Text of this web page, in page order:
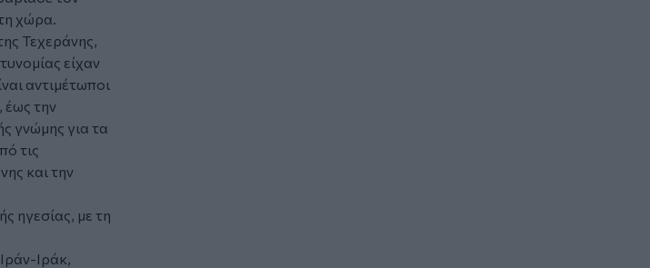
χώρα.
Τεχεράνης,
είχαν
αντιμέτωποι
έως την
γνώμης για τα
τις
και την
ηγεσίας, με τη
Ιράκ,